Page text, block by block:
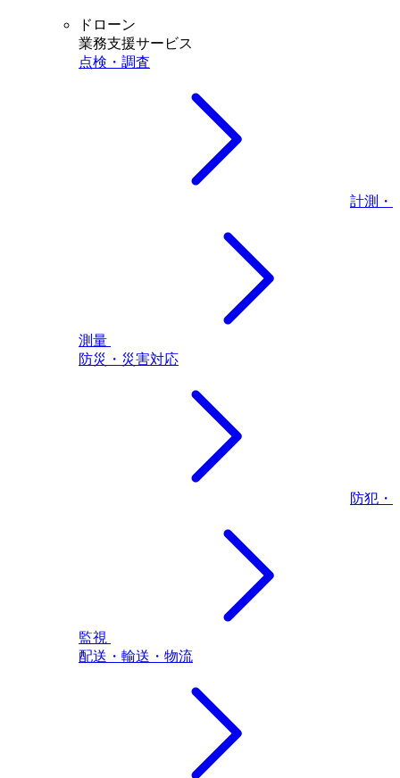
ドローン
業務支援サービス
点検・調査
計測・
測量
防災・災害対応
防犯・
監視
配送・輸送・物流